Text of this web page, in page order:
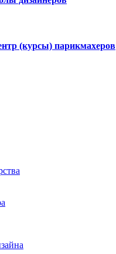
(курсы) парикмахеров